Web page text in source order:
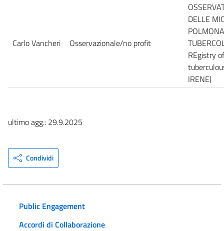
Carlo Vancheri Osservazionale/no profit
DELLE
REgistry
IRENE)
ultimo agg.: 29.9.2025
Condividi
Public Engagement
Accordi di Collaborazione